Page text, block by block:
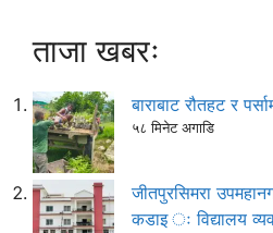
ताजा खबरः
बाराबाट रौतहट र
५८ मिनेट अगाडि
जीतपुरसिमरा
कडाइ ः विद्यालय